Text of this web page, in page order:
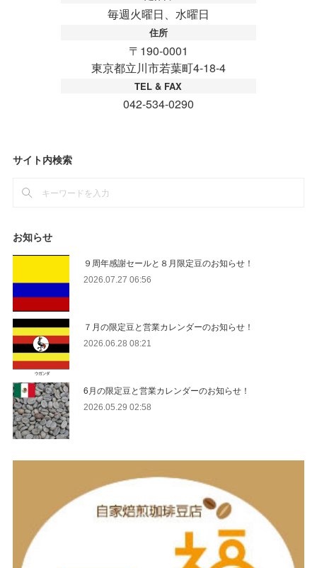
サイト内検索
お知らせ
９周年感謝セールと８月限定豆のお知らせ！
2026.07.27 06:56
７月の限定豆と営業カレンダーのお知らせ！
2026.06.28 08:21
6月の限定豆と営業カレンダーのお知らせ！
2026.05.29 02:58